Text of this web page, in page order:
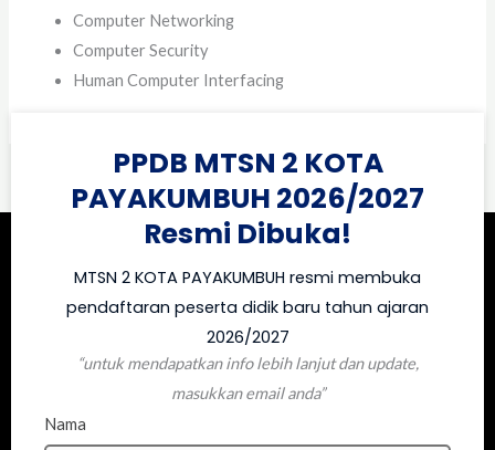
Computer Networking
Computer Security
Human Computer Interfacing
PPDB MTSN 2 KOTA
PAYAKUMBUH 2026/2027
Resmi Dibuka!
MTSN 2 KOTA PAYAKUMBUH resmi membuka
pendaftaran peserta didik baru tahun ajaran
2026/2027
“untuk mendapatkan info lebih lanjut dan update,
masukkan email anda”
Nama